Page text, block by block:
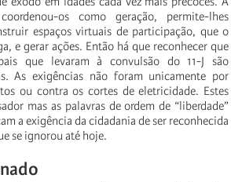
os como geração, permite-lhes
espaços virtuais de participação, que o
e gerar ações. Então há que reconhecer que
que levaram à convulsão do 11-J são
As exigências não foram unicamente por
ou contra os cortes de eletricidade. Estes
mas as palavras de ordem de “liberdade”
a exigência da cidadania de ser reconhecida
se ignorou até hoje.